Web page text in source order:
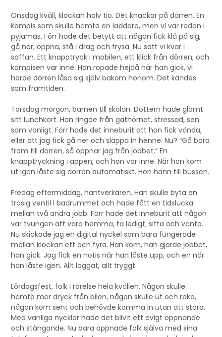
Onsdag kväll, klockan halv tio. Det knackar på dörren. En
kompis som skulle hämta en laddare, men vi var redan i
pyjamas. Förr hade det betytt att någon fick klä på sig,
gå ner, öppna, stå i drag och frysa. Nu satt vi kvar i
soffan. Ett knapptryck i mobilen, ett klick från dörren, och
kompisen var inne. Han ropade hejdå när han gick, vi
hörde dörren låsa sig själv bakom honom. Det kändes
som framtiden.
Torsdag morgon, barnen till skolan. Dottern hade glömt
sitt lunchkort. Hon ringde från gathörnet, stressad, sen
som vanligt. Förr hade det inneburit att hon fick vända,
eller att jag fick gå ner och släppa in henne. Nu? ”Gå bara
fram till dörren, så öppnar jag från jobbet.” En
knapptryckning i appen, och hon var inne. När hon kom
ut igen låste sig dörren automatiskt. Hon hann till bussen.
Fredag eftermiddag, hantverkaren. Han skulle byta en
trasig ventil i badrummet och hade fått en tidslucka
mellan två andra jobb. Förr hade det inneburit att någon
var tvungen att vara hemma, ta ledigt, sitta och vänta.
Nu skickade jag en digital nyckel som bara fungerade
mellan klockan ett och fyra. Han kom, han gjorde jobbet,
han gick. Jag fick en notis när han låste upp, och en när
han låste igen. Allt loggat, allt tryggt.
Lördagsfest, folk i rörelse hela kvällen. Någon skulle
hämta mer dryck från bilen, någon skulle ut och röka,
någon kom sent och behövde komma in utan att störa.
Med vanliga nycklar hade det blivit ett evigt öppnande
och stängande. Nu bara öppnade folk själva med sina